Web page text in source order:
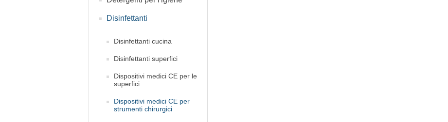
Disinfettanti
Disinfettanti cucina
Disinfettanti superfici
Dispositivi medici CE per le
superfici
Dispositivi medici CE per
strumenti chirurgici